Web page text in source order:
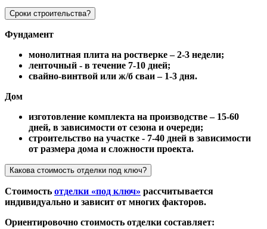
Сроки строительства?
Фундамент
монолитная плита на ростверке – 2-3 недели;
ленточный - в течение 7-10 дней;
свайно-винтвой или ж/б сваи – 1-3 дня.
Дом
изготовление комплекта на производстве – 15-60
дней, в зависимости от сезона и очереди;
строительство на участке - 7-40 дней в зависимости
от размера дома и сложности проекта.
Какова стоимость отделки под ключ?
Стоимость отделки «под ключ» рассчитывается
индивидуально и зависит от многих факторов.
Ориентировочно стоимость отделки составляет: